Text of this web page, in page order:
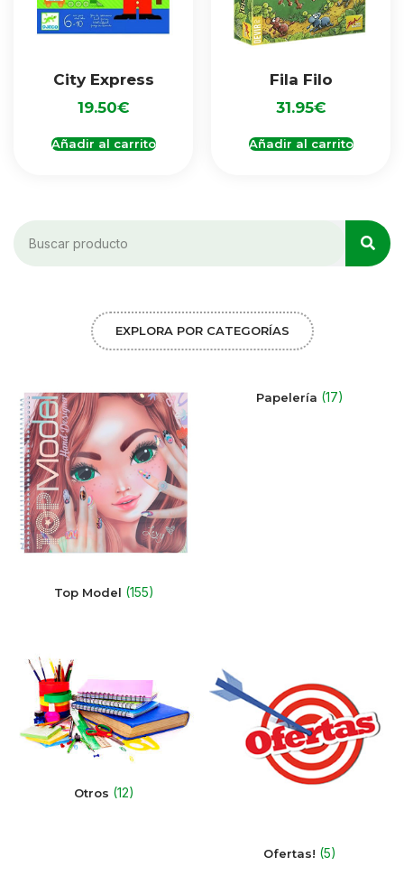
City Express
19.50€
Añadir al carrito
Fila Filo
31.95€
Añadir al carrito
EXPLORA POR CATEGORÍAS
Top Model (155)
Papelería (17)
Otros (12)
Ofertas! (5)